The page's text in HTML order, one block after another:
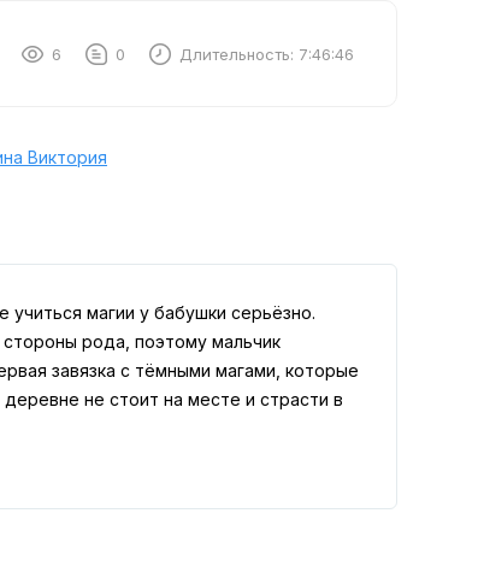
6 0 Длительность: 7:46:46
Виктория
магии у бабушки серьёзно.
рода, поэтому мальчик
завязка с тёмными магами, которые
не стоит на месте и страсти в